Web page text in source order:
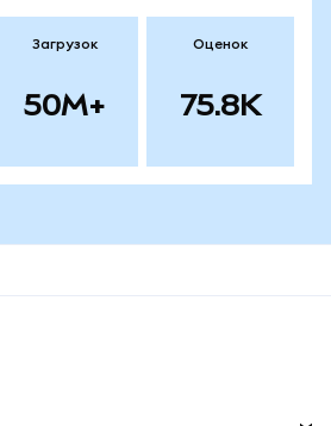
Загрузок
50M+
Оценок
75.8K